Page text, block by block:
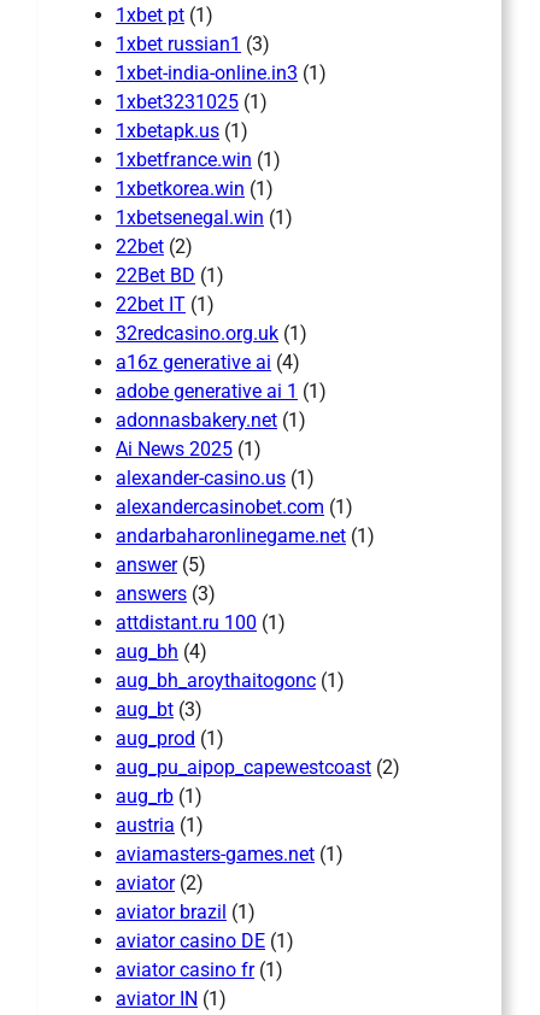
1xbet pt (1)
1xbet russian1 (3)
1xbet-india-online.in3 (1)
1xbet3231025 (1)
1xbetapk.us (1)
1xbetfrance.win (1)
1xbetkorea.win (1)
1xbetsenegal.win (1)
22bet (2)
22Bet BD (1)
22bet IT (1)
32redcasino.org.uk (1)
a16z generative ai (4)
adobe generative ai 1 (1)
adonnasbakery.net (1)
Ai News 2025 (1)
alexander-casino.us (1)
alexandercasinobet.com (1)
andarbaharonlinegame.net (1)
answer(5)
answers (3)
attdistant.ru 100 (1)
aug_bh (4)
aug_bh_aroythaitogonc (1)
aug_bt (3)
aug_prod (1)
aug_pu_aipop_capewestcoast (2)
aug_rb (1)
austria (1)
aviamasters-games.net (1)
aviator(2)
aviator brazil (1)
aviator casino DE (1)
aviator casino fr(1)
aviator IN (1)